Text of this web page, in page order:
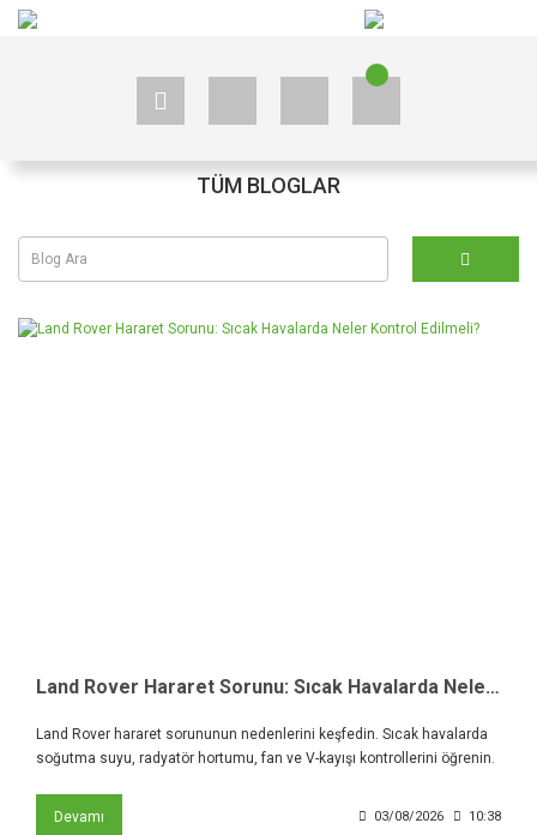
TÜM BLOGLAR
Land Rover Hararet Sorunu: Sıcak Havalarda Neler Kontrol Edilmeli?
Land Rover hararet sorununun nedenlerini keşfedin. Sıcak havalarda
soğutma suyu, radyatör hortumu, fan ve V-kayışı kontrollerini öğrenin.
Devamı 03/08/2026 10:38